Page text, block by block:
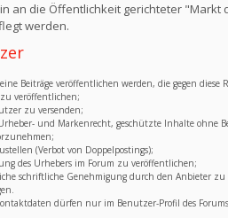
an die Öffentlichkeit gerichteter
werden.
Beiträge veröffentlichen werden, die gegen
veröffentlichen;
zu versenden;
und Markenrecht, geschützte Inhalte ohne
(Verbot von Doppelpostings);
des Urhebers im Forum zu veröffentlichen;
schriftliche Genehmigung durch den Anbieter
dürfen nur im Benutzer-Profil des